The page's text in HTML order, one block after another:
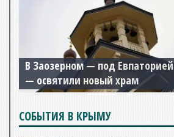
В Заозерном — под Евпаторией
— освятили новый храм
СОБЫТИЯ В КРЫМУ